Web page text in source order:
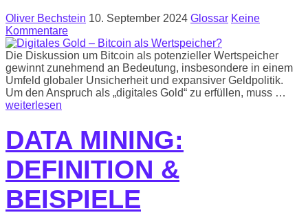
Oliver Bechstein 10. September 2024 Glossar Keine
Kommentare
Die Diskussion um Bitcoin als potenzieller Wertspeicher
gewinnt zunehmend an Bedeutung, insbesondere in einem
Umfeld globaler Unsicherheit und expansiver Geldpolitik.
Um den Anspruch als „digitales Gold“ zu erfüllen, muss …
weiterlesen
DATA MINING:
DEFINITION &
BEISPIELE